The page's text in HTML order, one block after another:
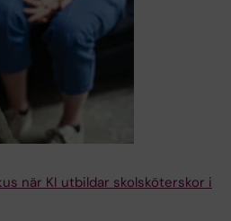
när KI utbildar skolsköterskor i